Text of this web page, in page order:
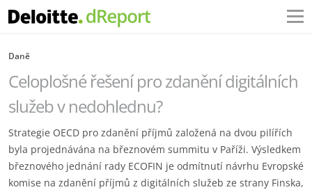
Daně
Celoplošné řešení pro zdanění digitálních
služeb v nedohlednu?
Strategie OECD pro zdanění příjmů založená na dvou pilířích
byla projednávána na březnovém summitu v Paříži. Výsledkem
březnového jednání rady ECOFIN je odmítnutí návrhu Evropské
komise na zdanění příjmů z digitálních služeb ze strany Finska,